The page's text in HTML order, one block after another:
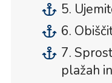
5.
6.
7.
plažah